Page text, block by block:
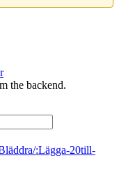
the backend.
:Lägga-20till-